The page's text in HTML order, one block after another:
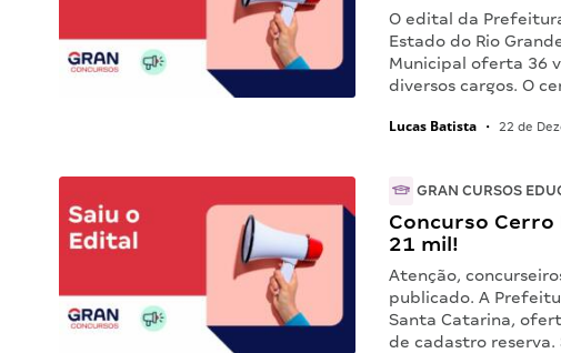
O edital da
Estado do Rio
Municipal oferta 36
diversos cargos. O
Lucas Batista • 22 de
GRAN CURSOS
Concurso Cerro
21 mil!
Atenção,
publicado. A
Santa Catarina,
de cadastro